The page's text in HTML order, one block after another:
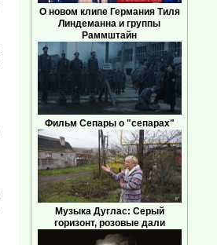
О новом клипе Германия Тиля
Линдеманна и группы
Раммштайн
Фильм Сепары о "сепарах"
Музыка Дуглас: Серый
горизонт, розовые дали